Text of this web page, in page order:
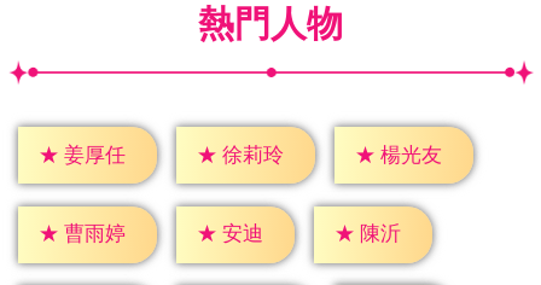
熱門人物
★ 姜厚任 ★ 徐莉玲 ★ 楊光友
★ 曹雨婷 ★ 安迪 ★ 陳沂